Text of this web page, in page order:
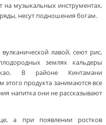
музыкальных инструментах,
несут подношения богам.
лавой, сеют рис,
землях кальдеры
В районе Кинтамани
продукта занимаются все
напитка они не рассказывают
а при появлении ростков